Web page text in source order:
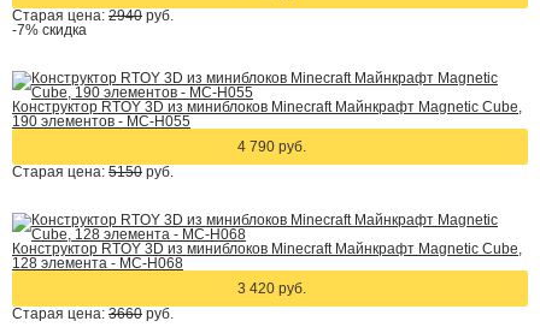
Старая цена: 2940 руб.
-7% скидка
Конструктор RTOY 3D из миниблоков Minecraft Майнкрафт Magnetic Cube,
190 элементов - MC-H055
4 790 руб.
Старая цена: 5150 руб.
Конструктор RTOY 3D из миниблоков Minecraft Майнкрафт Magnetic Cube,
128 элемента - MC-H068
3 420 руб.
Старая цена: 3660 руб.